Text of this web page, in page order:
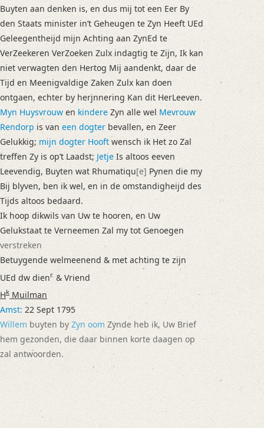
Buyten aan denken is, en dus mij tot een Eer By
den Staats minister in’t Geheugen te Zyn Heeft UEd
Geleegentheijd mijn Achting aan ZynEd te
VerZeekeren VerZoeken Zulx indagtig te Zijn, Ik kan
niet verwagten den Hertog Mij aandenkt, daar de
Tijd en Meenigvaldige Zaken Zulx kan doen
ontgaen, echter by herjnnering Kan dit HerLeeven.
Myn Huysvrouw en kindere Zyn alle wel Mevrouw
Rendorp is van een dogter bevallen, en Zeer
Gelukkig; mijn dogter Hooft wensch ik Het zo Zal
treffen Zy is op’t Laadst; Jetje Is altoos eeven
Leevendig, Buyten wat Rhumatiqu[e] Pynen die my
Bij blyven, ben ik wel, en in de omstandigheijd des
Tijds altoos bedaard.
Ik hoop dikwils van Uw te hooren, en Uw
Gelukstaat te Verneemen Zal my tot Genoegen
verstreken
Betuygende welmeenend & met achting te zijn
UEd dw dienr. & Vriend
Hk Muilman
Amst:22 Sept 1795
Willem buyten by Zyn oom Zynde heb ik, Uw Brief
hem gezonden, die daar binnen korte daagen op
zal antwoorden.